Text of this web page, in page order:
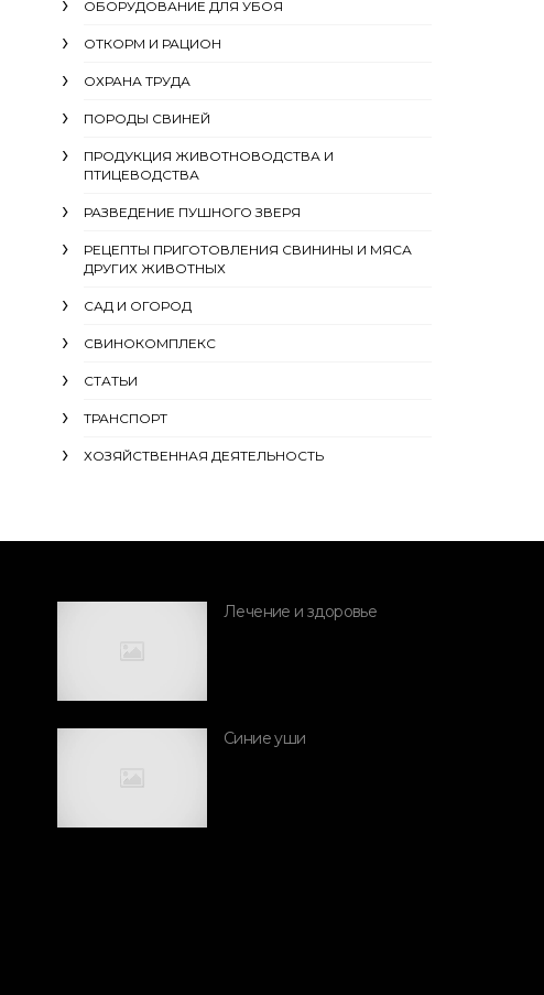
ОБОРУДОВАНИЕ ДЛЯ УБОЯ
ОТКОРМ И РАЦИОН
ОХРАНА ТРУДА
ПОРОДЫ СВИНЕЙ
ПРОДУКЦИЯ ЖИВОТНОВОДСТВА И
ПТИЦЕВОДСТВА
РАЗВЕДЕНИЕ ПУШНОГО ЗВЕРЯ
РЕЦЕПТЫ ПРИГОТОВЛЕНИЯ СВИНИНЫ И МЯСА
ДРУГИХ ЖИВОТНЫХ
САД И ОГОРОД
СВИНОКОМПЛЕКС
СТАТЬИ
ТРАНСПОРТ
ХОЗЯЙСТВЕННАЯ ДЕЯТЕЛЬНОСТЬ
Лечение и здоровье
Синие уши